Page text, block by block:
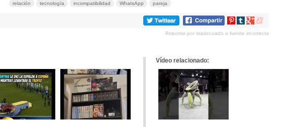
relación tecnología incompatibilidad WhatsApp pareja
Compartir
Pinterest
Compartir
tumblr
Compartir
Google+
Compartir
meneame
Reportar por inadecuado o fuente incorrecta
Vídeo relacionado: